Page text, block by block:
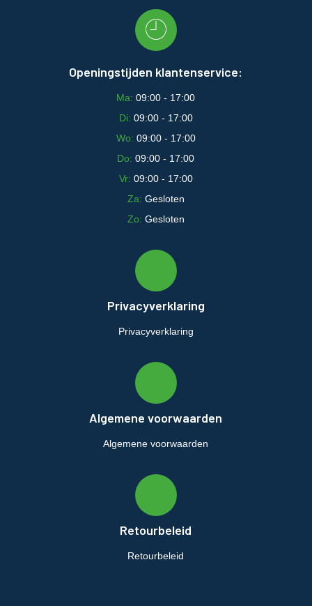
Openingstijden klantenservice:
Ma:09:00 - 17:00
Di: 09:00 - 17:00
Wo: 09:00 - 17:00
Do:09:00 - 17:00
Vr: 09:00 - 17:00
Za: Gesloten
Zo: Gesloten
Privacyverklaring
Privacyverklaring
Algemene voorwaarden
Algemene voorwaarden
Retourbeleid
Retourbeleid